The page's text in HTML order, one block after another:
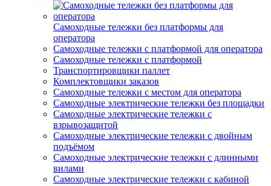
Самоходные тележки без платформы для
оператора
Самоходные тележки с платформой для оператора
Самоходные тележки с платформой
Транспортировщики паллет
Комплектовщики заказов
Самоходные тележки с местом для оператора
Самоходные электрические тележки без площадки
Самоходные электрические тележки с
взрывозащитой
Самоходные электрические тележки с двойным
подъёмом
Самоходные электрические тележки с длинными
вилами
Самоходные электрические тележки с кабиной